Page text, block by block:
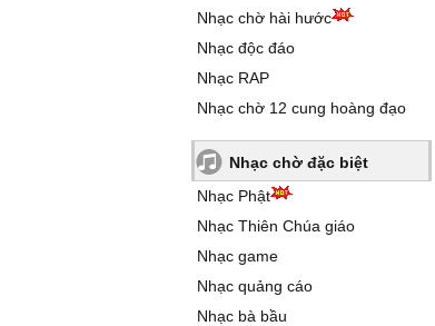
Nhạc chờ hài hước
Nhạc độc đáo
Nhạc RAP
Nhạc chờ 12 cung hoàng đạo
Nhạc chờ đặc biệt
Nhạc Phật
Nhạc Thiên Chúa giáo
Nhạc game
Nhạc quảng cáo
Nhạc bà bầu